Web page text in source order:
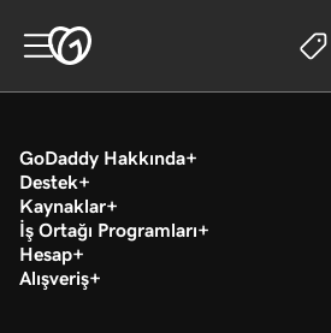
GoDaddy Hakkında
Destek
Kaynaklar
İş Ortağı Programları
Hesap
Alışveriş